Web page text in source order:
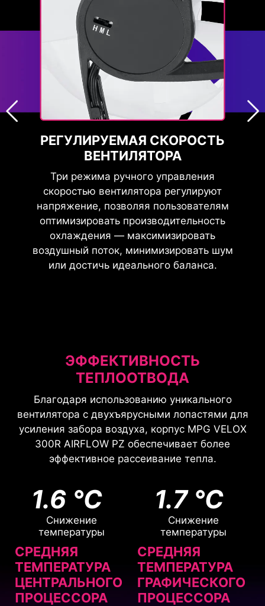
РЕГУЛИРУЕМАЯ СКОРОСТЬ
ВЕНТИЛЯТОРА
Три режима ручного управления
скоростью вентилятора регулируют
напряжение, позволяя пользователям
оптимизировать производительность
охлаждения — максимизировать
воздушный поток, минимизировать шум
или достичь идеального баланса.
ЭФФЕКТИВНОСТЬ
ТЕПЛООТВОДА
Благодаря использованию уникального
вентилятора с двухъярусными лопастями для
усиления забора воздуха, корпус MPG VELOX
300R AIRFLOW PZ обеспечивает более
эффективное рассеивание тепла.
1.6 °C
Снижение
температуры
СРЕДНЯЯ
ТЕМПЕРАТУРА
ЦЕНТРАЛЬНОГО
ПРОЦЕССОРА
1.7 °C
Снижение
температуры
СРЕДНЯЯ
ТЕМПЕРАТУРА
ГРАФИЧЕСКОГО
ПРОЦЕССОРА